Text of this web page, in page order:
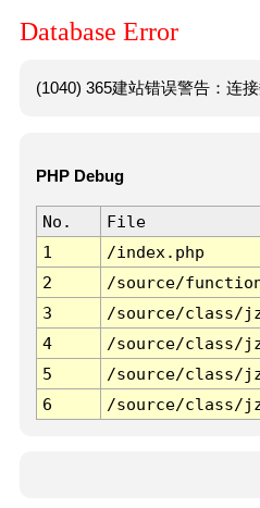
Database Error
(1040) 365建站错误警告：连
PHP Debug
No. File
1
/index.php
2
/source/
3
/source/class/
4
/source/class/
5
/source/class/
6
/source/class/